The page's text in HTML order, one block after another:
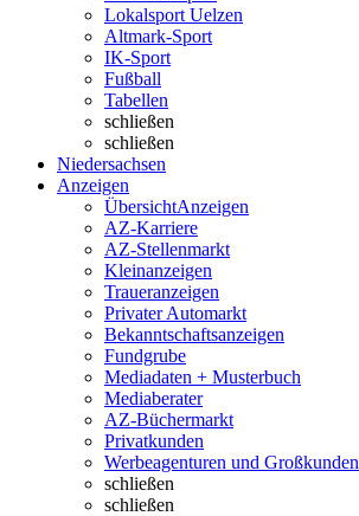
Lokalsport Uelzen
Altmark-Sport
IK-Sport
Fußball
Tabellen
schließen
schließen
Niedersachsen
Anzeigen
ÜbersichtAnzeigen
AZ-Karriere
AZ-Stellenmarkt
Kleinanzeigen
Traueranzeigen
Privater Automarkt
Bekanntschaftsanzeigen
Fundgrube
Mediadaten + Musterbuch
Mediaberater
AZ-Büchermarkt
Privatkunden
Werbeagenturen und Großkunden
schließen
schließen